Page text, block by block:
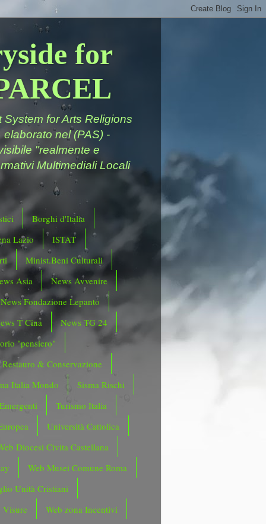
for
for Arts Religions
nel (PAS) -
"realmente e
Multimediali Locali
Borghi d'Italia
Lazio
ISTAT
Minist.Beni Culturali
Asia
News Avvenire
News Fondazione Lepanto
T Cina
News TG 24
"pensiero"
Restauro & Conservazione
Italia Mondo
Sisma Rischi
Turismo Italia
Università Cattolica
Diocesi Civita Castellana
Web Musei Comune Roma
Unità Cristiani
Visure
Web zona Incentivi